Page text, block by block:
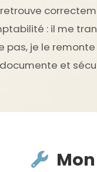
: il me
pas, je le
et